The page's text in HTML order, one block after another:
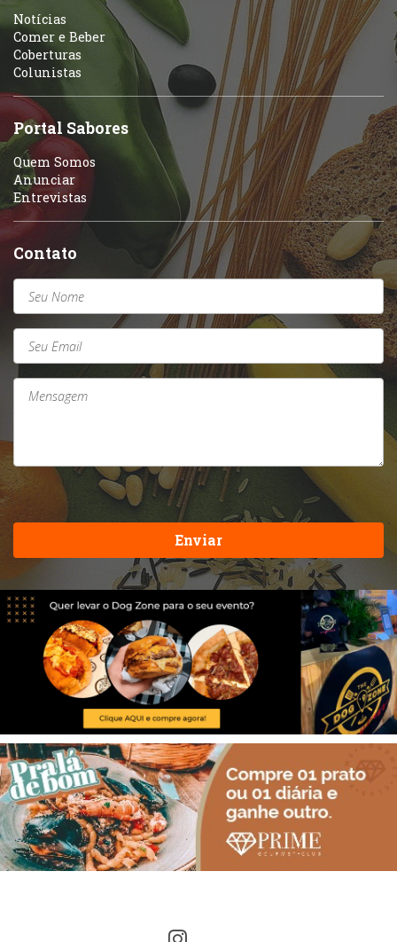
Portuguesa
Self-service
Sobremesas e sorvetes
Variados
Notícias
Comer e Beber
Coberturas
Colunistas
Portal Sabores
Quem Somos
Anunciar
Entrevistas
Contato
Enviar